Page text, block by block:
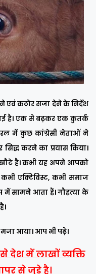
एवं कठोर सजा देने के निर्देश
है। एक से बढ़कर एक कुतर्क
में कुछ कांग्रेसी नेताओं ने
करने का प्रयास किया।
है। कभी यह अपने आपको
कभी एक्टिविस्ट, कभी समाज
में सामने आता हैं। गौहत्या के
आया। आप भी पढ़े।
से देश में लाखों व्यक्ति
से जुड़े है।